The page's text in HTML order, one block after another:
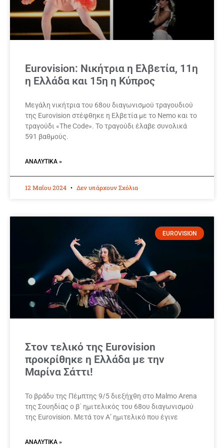
Eurovision: Νικήτρια η Ελβετία, 11η
η Ελλάδα και 15η η Κύπρος
Μεγάλη νικήτρια του 68ου διαγωνισμού τραγουδιού
της Eurovision στέφθηκε η Ελβετία με το Nemo και το
τραγούδι «Τhe Code». Το τραγούδι έλαβε συνολικά
591 βαθμούς.
ΑΝΑΛΥΤΙΚΆ »
12 Μαΐου 2024 Δεν υπάρχουν Σχόλια
EUROVISION
Στον τελικό της Eurovision
προκρίθηκε η Ελλάδα με την
Μαρίνα Σάττι!
Το βράδυ της Πέμπτης 9/5 διεξήχθη στο Malmo Arena
της Σουηδίας ο β΄ ημιτελικός του 68ου διαγωνισμού
της Eurovision. Μετά τον Α’ ημιτελικό που έγινε
ΑΝΑΛΥΤΙΚΆ »